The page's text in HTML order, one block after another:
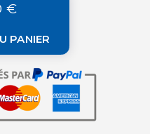
€
PANIER